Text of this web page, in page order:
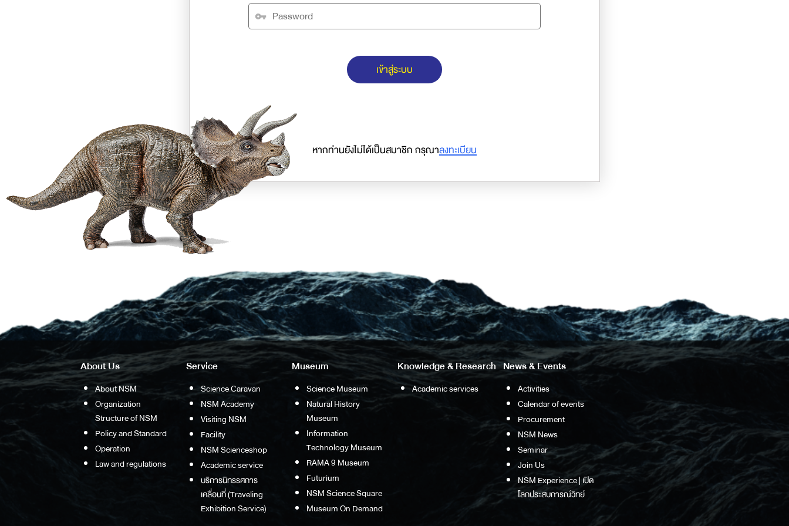
เข้าสู่ระบบ
หากท่านยังไม่ได้เป็นสมาชิก กรุณาลงทะเบียน
About Us
About NSM
Organization
Structure of NSM
Policy and Standard
Operation
Law and regulations
Service
Science Caravan
NSM Academy
Visiting NSM
Facility
NSM Scienceshop
Academic service
บริการนิทรรศการ
เคลื่อนที่ (Traveling
Exhibition Service)
Museum
Science Museum
Natural History
Museum
Information
Technology Museum
RAMA 9 Museum
Futurium
NSM Science Square
Museum On Demand
Knowledge & Research
Academic services
News & Events
Activities
Calendar of events
Procurement
NSM News
Seminar
Join Us
NSM Experience | เปิด
โลกประสบการณ์วิทย์